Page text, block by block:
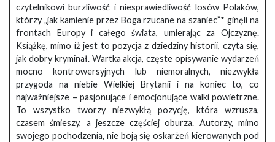
czytelnikowi burzliwość i niesprawiedliwość losów Polaków,
którzy „jak kamienie przez Boga rzucane na szaniec”* ginęli na
frontach Europy i całego świata, umierając za Ojczyznę.
Książkę, mimo iż jest to pozycja z dziedziny historii, czyta się,
jak dobry kryminał. Wartka akcja, częste opisywanie wydarzeń
mocno kontrowersyjnych lub niemoralnych, niezwykła
przygoda na niebie Wielkiej Brytanii i na koniec to, co
najważniejsze – pasjonujące i emocjonujące walki powietrzne.
To wszystko tworzy niezwykłą pozycję, która wzrusza,
czasem śmieszy, a jeszcze częściej oburza. Autorzy, mimo
swojego pochodzenia, nie boją się oskarżeń kierowanych pod